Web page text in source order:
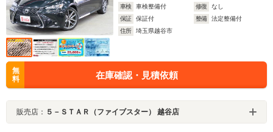
車検
車検整備付 修復
なし
保証
保証付 整備
法定整備付
住所
埼玉県越谷市
無
料
在庫確認・見積依頼
販売店： ５－ＳＴＡＲ（ファイブスター） 越谷店